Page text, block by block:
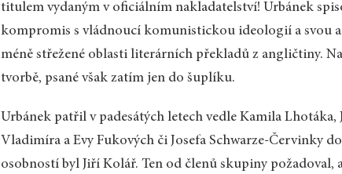
titulem vydaným v oficiálním nakladatelství! Urbánek
kompromis s vládnoucí komunistickou ideologií a svou
méně střežené oblasti literárních překladů z angličtiny.
tvorbě, psané však zatím jen do šuplíku.
Urbánek patřil v padesátých letech vedle Kamila Lhotáka,
Vladimíra a Evy Fukových či Josefa Schwarze-Červinky
osobností byl Jiří Kolář. Ten od členů skupiny